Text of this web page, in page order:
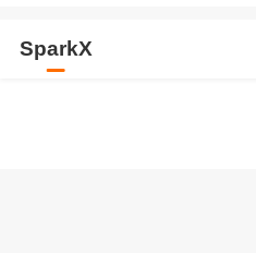
SparkX